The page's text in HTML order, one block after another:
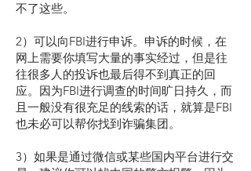
不了这些。
2）可以向FBI进行申诉。申诉的时候，在
网上需要你填写大量的事实经过，但是往
往很多人的投诉也最后得不到真正的回
应。因为FBI进行调查的时间旷日持久，而
且一般没有很充足的线索的话，就算是FBI
也未必可以帮你找到诈骗集团。
3）如果是通过微信或某些国内平台进行交